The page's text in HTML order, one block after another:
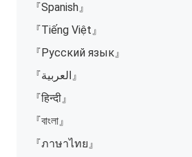
『Spanish』
『Tiếng Việt』
『Русский язык』
『العربية』
『हिन्दी』
『বাংলা』
『ภาษาไทย』